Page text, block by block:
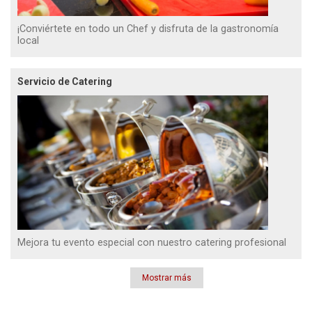
¡Conviértete en todo un Chef y disfruta de la gastronomía
local
Servicio de Catering
Mejora tu evento especial con nuestro catering profesional
Mostrar más